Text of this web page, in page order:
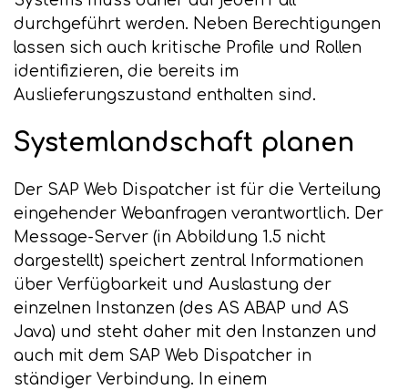
durchgeführt werden. Neben Berechtigungen
lassen sich auch kritische Profile und Rollen
identifizieren, die bereits im
Auslieferungszustand enthalten sind.
Systemlandschaft planen
Der SAP Web Dispatcher ist für die Verteilung
eingehender Webanfragen verantwortlich. Der
Message-Server (in Abbildung 1.5 nicht
dargestellt) speichert zentral Informationen
über Verfügbarkeit und Auslastung der
einzelnen Instanzen (des AS ABAP und AS
Java) und steht daher mit den Instanzen und
auch mit dem SAP Web Dispatcher in
ständiger Verbindung. In einem